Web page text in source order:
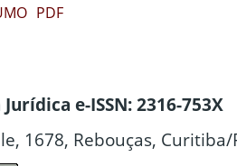
PDF
e-ISSN: 2316-753X
1678, Rebouças, Curitiba/